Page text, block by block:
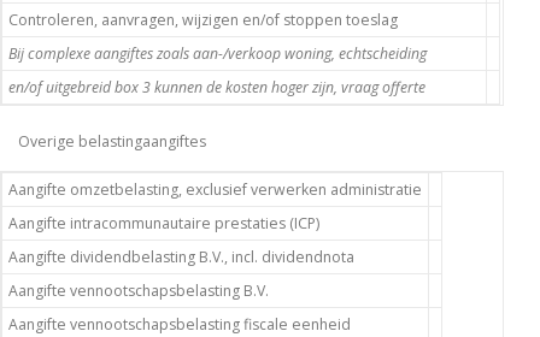
Controleren, aanvragen, wijzigen en/of stoppen toeslag
Bij complexe aangiftes zoals aan-/verkoop woning, echtscheiding
en/of uitgebreid box 3 kunnen de kosten hoger zijn, vraag offerte
Overige belastingaangiftes
Aangifte omzetbelasting, exclusief verwerken administratie
Aangifte intracommunautaire prestaties (ICP)
Aangifte dividendbelasting B.V., incl. dividendnota
Aangifte vennootschapsbelasting B.V.
Aangifte vennootschapsbelasting fiscale eenheid